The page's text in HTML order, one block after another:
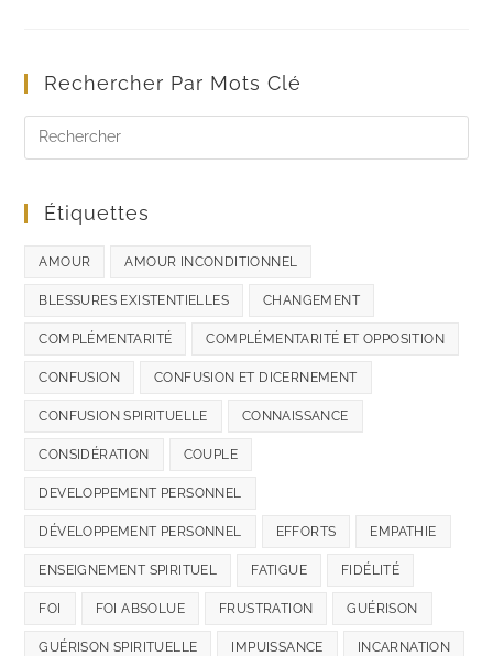
Rechercher Par Mots Clé
Étiquettes
AMOUR AMOUR INCONDITIONNEL
BLESSURES EXISTENTIELLES CHANGEMENT
COMPLÉMENTARITÉ COMPLÉMENTARITÉ ET OPPOSITION
CONFUSION CONFUSION ET DICERNEMENT
CONFUSION SPIRITUELLE CONNAISSANCE
CONSIDÉRATION COUPLE
DEVELOPPEMENT PERSONNEL
DÉVELOPPEMENT PERSONNEL EFFORTS EMPATHIE
ENSEIGNEMENT SPIRITUEL FATIGUE FIDÉLITÉ
FOI FOI ABSOLUE FRUSTRATION GUÉRISON
GUÉRISON SPIRITUELLE IMPUISSANCE INCARNATION